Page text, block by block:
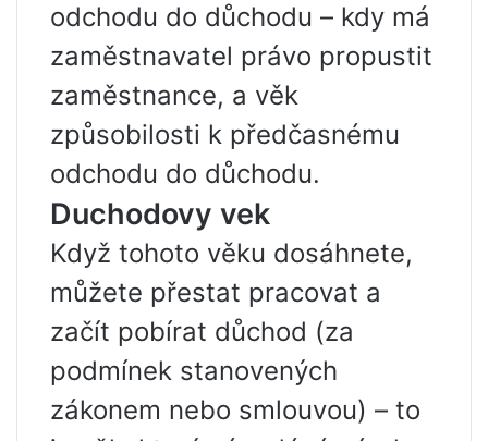
odchodu do důchodu – kdy má
zaměstnavatel právo propustit
zaměstnance, a věk
způsobilosti k předčasnému
odchodu do důchodu.
Duchodovy vek
Když tohoto věku dosáhnete,
můžete přestat pracovat a
začít pobírat důchod (za
podmínek stanovených
zákonem nebo smlouvou) – to